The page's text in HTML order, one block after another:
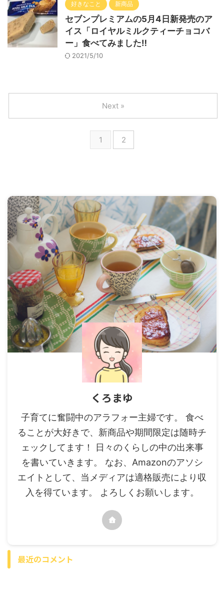
好きなこと 新商品
セブンプレミアムの5月4日新発売のア
イス「ロイヤルミルクティーチョコバ
ー」食べてみました‼︎
2021/5/10
1 2
Next »
くろまゆ
子育てに奮闘中のアラフォー主婦です。 食べ
ることが大好きで、新商品や期間限定は随時チ
ェックしてます！ 日々のくらしの中の出来事
を書いていきます。 なお、Amazonのアソシ
エイトとして、当メディアは適格販売により収
入を得ています。 よろしくお願いします。
最近のコメント